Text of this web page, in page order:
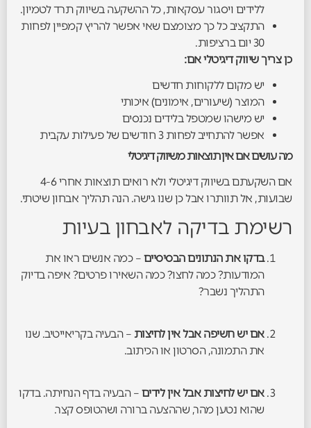
ללידים ויסגור עסקאות, כל ההשקעה בשיווק תרד לטמיון.
התקציב כל כך מצומצם שאי אפשר להריץ קמפיין לפחות
30 יום ברציפות.
כן צריך שיווק דיגיטלי אם:
יש מקום ללקוחות חדשים
המוצר (שיעורים, אימונים) איכותי
יש מישהו שמטפל בלידים נכנסים
אפשר להתחייב לפחות 3 חודשים של פעילות עקבית
מה עושים אם אין תוצאות משיווק דיגיטלי
אם השקעתם בשיווק דיגיטלי ולא רואים תוצאות אחרי 4-6
שבועות, אל תוותרו אבל כן שנו גישה. הנה תהליך אבחון שיטתי.
רשימת בדיקה לאבחון בעיות
בדקו את הנתונים הבסיסיים – כמה אנשים ראו את
המודעות? כמה לחצו? כמה השאירו פרטים? איפה בדיוק
התהליך נשבר?
אם יש חשיפה אבל אין לחיצות – הבעיה בקריאייטיב. שנו
את התמונה, הסרטון או הכיתוב.
אם יש לחיצות אבל אין לידים – הבעיה בדף הנחיתה. בדקו
שהוא נטען מהר, שההצעה ברורה ושהטופס קצר.